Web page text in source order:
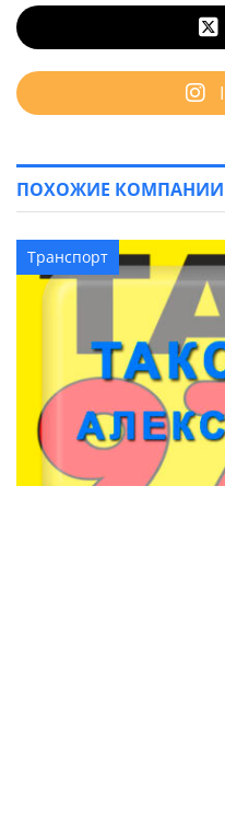
ПОХОЖИЕ КОМПАНИИ
Транспорт